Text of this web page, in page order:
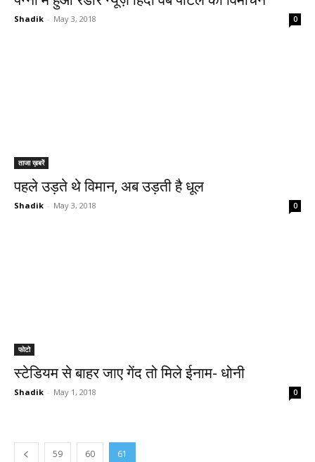
Shadik - May 3, 2018 0
ताजा ख़बरें
पहले उड़ते थे विमान, अब उड़ती है धूल
Shadik - May 3, 2018 0
फोटो
स्टेडियम से बाहर जाए गेंद तो मिले ईनाम- धोनी
Shadik - May 1, 2018 0
59 60 61